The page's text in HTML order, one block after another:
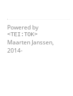
Powered by
<TEI:TOK>
Maarten Janssen,
2014-